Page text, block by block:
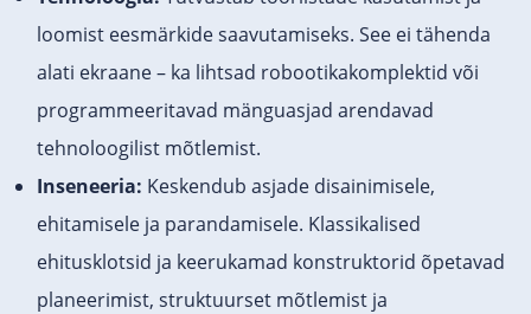
loomist eesmärkide saavutamiseks. See ei tähenda
alati ekraane – ka lihtsad robootikakomplektid või
programmeeritavad mänguasjad arendavad
tehnoloogilist mõtlemist.
Inseneeria: Keskendub asjade disainimisele,
ehitamisele ja parandamisele. Klassikalised
ehitusklotsid ja keerukamad konstruktorid õpetavad
planeerimist, struktuurset mõtlemist ja